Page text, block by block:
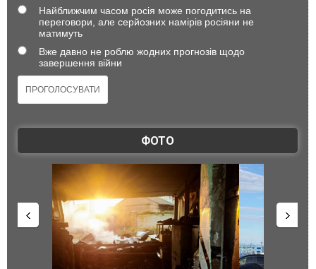
Найближчим часом росія може погодитись на
переговори, але серйозних намірів росіяни не
матимуть
Вже давно не роблю жодних прогнозів щодо
завершення війни
ФОТО